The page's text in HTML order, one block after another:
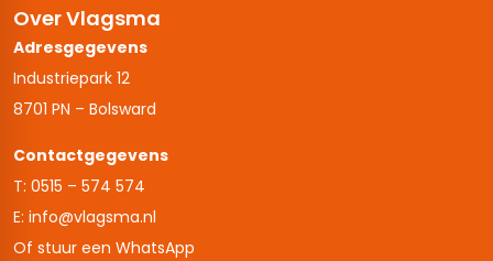
Over Vlagsma
Adresgegevens
Industriepark 12
8701 PN – Bolsward
Contactgegevens
T: 0515 – 574 574
E: info@vlagsma.nl
Of stuur een WhatsApp